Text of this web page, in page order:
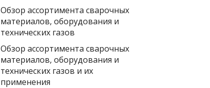
Обзор ассортимента сварочных
материалов, оборудования и
технических газов
Обзор ассортимента сварочных
материалов, оборудования и
технических газов и их
применения